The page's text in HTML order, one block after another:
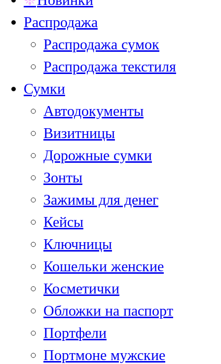
Распродажа
Распродажа сумок
Распродажа текстиля
Сумки
Автодокументы
Визитницы
Дорожные сумки
Зонты
Зажимы для денег
Кейсы
Ключницы
Кошельки женские
Косметички
Обложки на паспорт
Портфели
Портмоне мужские